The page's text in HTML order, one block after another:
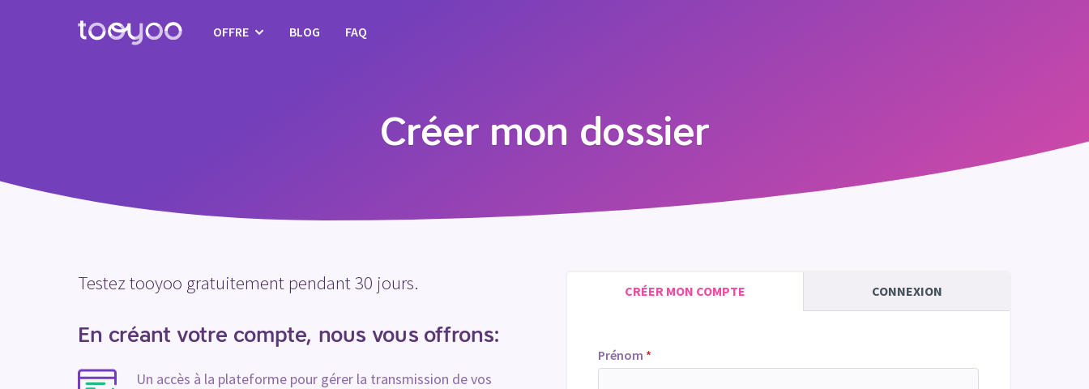
OFFRE
BLOG FAQ
Créer mon dossier
CRÉER MON COMPTE CONNEXION
Prénom *
Testez tooyoo gratuitement pendant 30 jours.
En créant votre compte, nous vous offrons:
Un accès à la plateforme pour gérer la transmission de vos